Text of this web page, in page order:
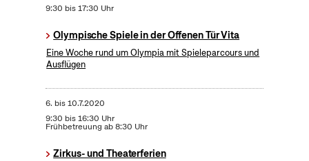
9:30 bis 17:30 Uhr
Olympische Spiele in der Offenen Tür Vita
Eine Woche rund um Olympia mit Spieleparcours und
Ausflügen
6. bis10.7.2020
9:30 bis 16:30 Uhr
Frühbetreuung ab 8:30 Uhr
Zirkus- und Theaterferien